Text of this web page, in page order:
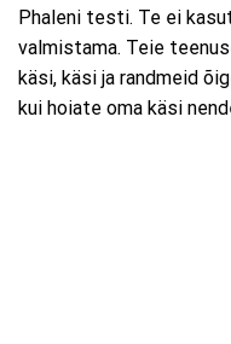
Phaleni testi. Te ei
valmistama. Teie
käsi, käsi ja randmeid
kui hoiate oma käsi